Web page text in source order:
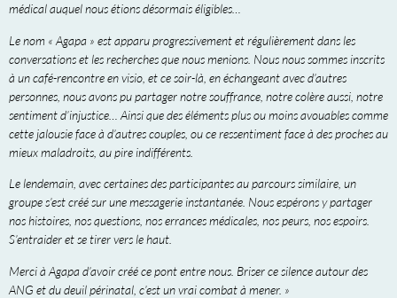
médical auquel nous étions désormais éligibles…
Le nom « Agapa » est apparu progressivement et régulièrement dans les
conversations et les recherches que nous menions. Nous nous sommes inscrits
à un café-rencontre en visio, et ce soir-là, en échangeant avec d’autres
personnes, nous avons pu partager notre souffrance, notre colère aussi, notre
sentiment d’injustice… Ainsi que des éléments plus ou moins avouables comme
cette jalousie face à d’autres couples, ou ce ressentiment face à des proches au
mieux maladroits, au pire indifférents.
Le lendemain, avec certaines des participantes au parcours similaire, un
groupe s’est créé sur une messagerie instantanée. Nous espérons y partager
nos histoires, nos questions, nos errances médicales, nos peurs, nos espoirs.
S’entraider et se tirer vers le haut.
Merci à Agapa d’avoir créé ce pont entre nous. Briser ce silence autour des
ANG et du deuil périnatal, c’est un vrai combat à mener. »